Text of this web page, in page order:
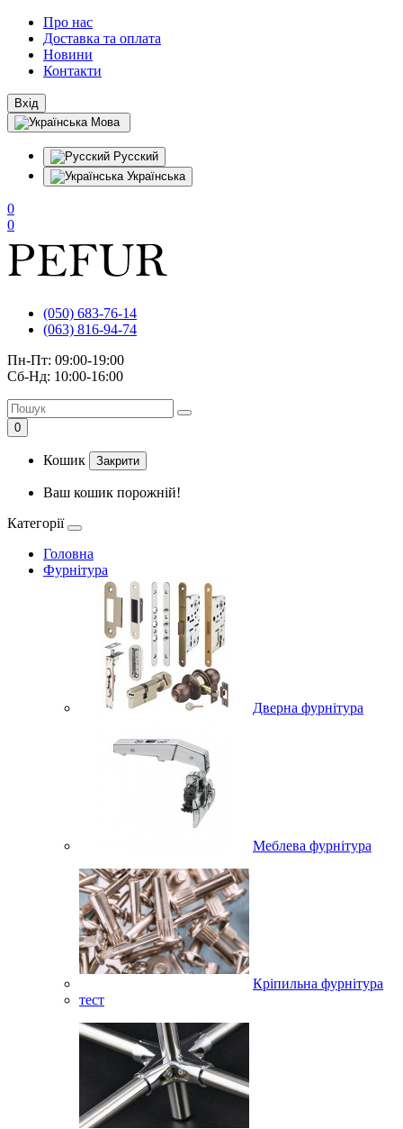
Про нас
Доставка та оплата
Новини
Контакти
Вхід
Мова
Русский
Українська
0
0
(050) 683-76-14
(063) 816-94-74
Пн-Пт: 09:00-19:00
Сб-Нд: 10:00-16:00
0
Кошик Закрити
Ваш кошик порожній!
Категорії
Головна
Фурнітура
Дверна фурнітура
Меблева фурнітура
Кріпильна фурнітура
тест